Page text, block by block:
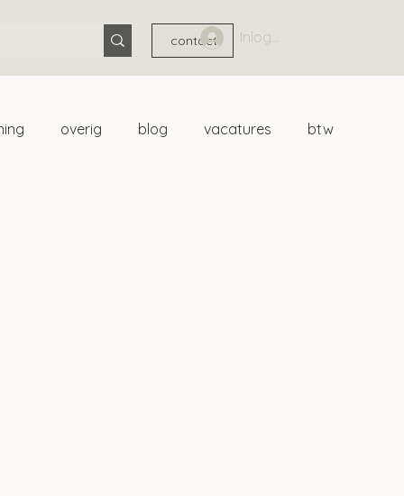
contact Inloggen
overig blog vacatures btw